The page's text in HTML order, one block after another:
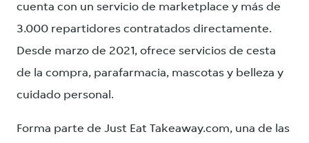
cuenta con un servicio de marketplace y más de
3.000 repartidores contratados directamente.
Desde marzo de 2021, ofrece servicios de cesta
de la compra, parafarmacia, mascotas y belleza y
cuidado personal.
Forma parte de Just Eat Takeaway.com, una de las